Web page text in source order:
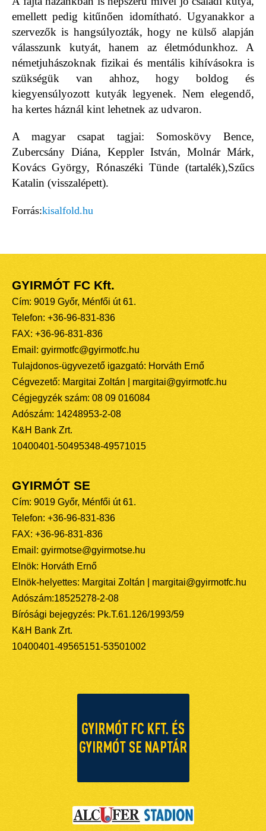
emellett pedig kitűnően idomítható. Ugyanakkor a
szervezők is hangsúlyozták, hogy ne külső alapján
válasszunk kutyát, hanem az életmódunkhoz. A
németjuhászoknak fizikai és mentális kihívásokra is
szükségük van ahhoz, hogy boldog és
kiegyensúlyozott kutyák legyenek. Nem elegendő,
ha kertes háznál kint lehetnek az udvaron.
A magyar csapat tagjai: Somoskövy Bence,
Zubercsány Diána, Keppler István, Molnár Márk,
Kovács György, Rónaszéki Tünde (tartalék),Szűcs
Katalin (visszalépett).
Forrás:kisalfold.hu
GYIRMÓT FC Kft.
Cím: 9019 Győr, Ménfői út 61.
Telefon: +36-96-831-836
FAX: +36-96-831-836
Email: gyirmotfc@gyirmotfc.hu
Tulajdonos-ügyvezető igazgató: Horváth Ernő
Cégvezető: Margitai Zoltán | margitai@gyirmotfc.hu
Cégjegyzék szám: 08 09 016084
Adószám: 14248953-2-08
K&H Bank Zrt.
10400401-50495348-49571015
GYIRMÓT SE
Cím: 9019 Győr, Ménfői út 61.
Telefon: +36-96-831-836
FAX: +36-96-831-836
Email: gyirmotse@gyirmotse.hu
Elnök: Horváth Ernő
Elnök-helyettes: Margitai Zoltán | margitai@gyirmotfc.hu
Adószám:18525278-2-08
Bírósági bejegyzés: Pk.T.61.126/1993/59
K&H Bank Zrt.
10400401-49565151-53501002